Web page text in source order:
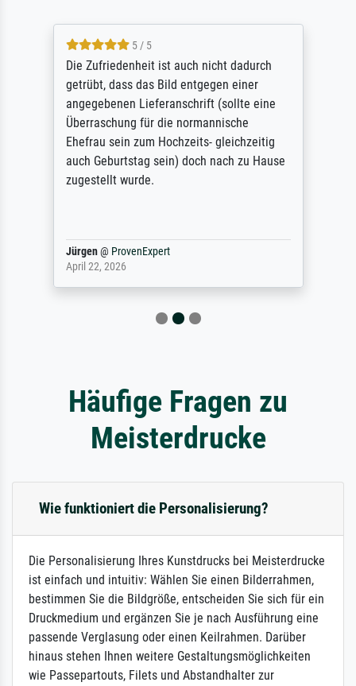
5 / 5
Die Zufriedenheit ist auch nicht dadurch
getrübt, dass das Bild entgegen einer
angegebenen Lieferanschrift (sollte eine
Überraschung für die normannische
Ehefrau sein zum Hochzeits- gleichzeitig
auch Geburtstag sein) doch nach zu Hause
zugestellt wurde.
Jürgen@ ProvenExpert
April 22, 2026
Häufige Fragen zu
Meisterdrucke
Wie funktioniert die Personalisierung?
Die Personalisierung Ihres Kunstdrucks bei Meisterdrucke
ist einfach und intuitiv: Wählen Sie einen Bilderrahmen,
bestimmen Sie die Bildgröße, entscheiden Sie sich für ein
Druckmedium und ergänzen Sie je nach Ausführung eine
passende Verglasung oder einen Keilrahmen. Darüber
hinaus stehen Ihnen weitere Gestaltungsmöglichkeiten
wie Passepartouts, Filets und Abstandhalter zur